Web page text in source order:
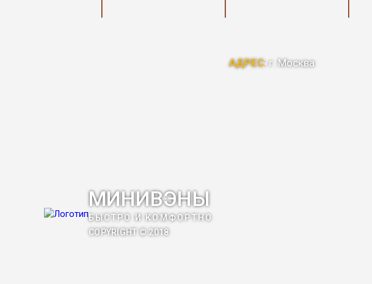
МИНИВЭНЫ
БЫСТРО И КОМФОРТНО
COPYRIGHT © 2018
АДРЕС: г. Москва